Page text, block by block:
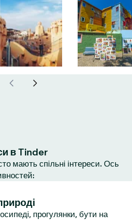
в Tinder
мають спільні інтереси. Ось
прогулянки, бути на